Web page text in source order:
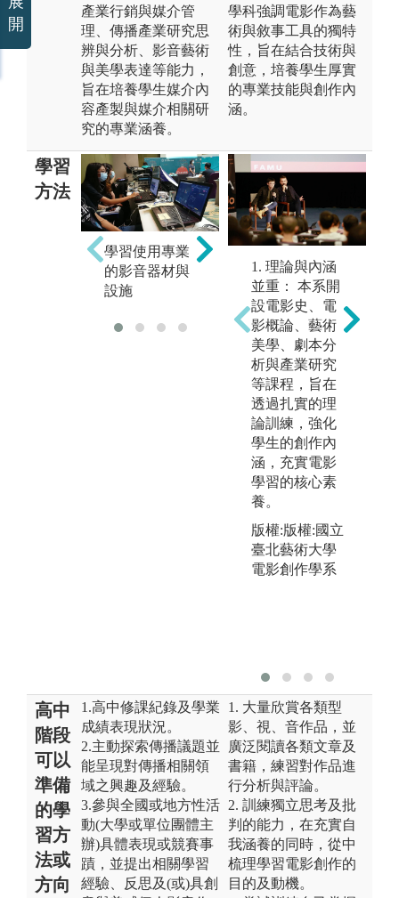
產業行銷與媒介管
理、傳播產業研究思
辨與分析、影音藝術
與美學表達等能力，
旨在培養學生媒介內
容產製與媒介相關研
究的專業涵養。
學科強調電影作為藝
術與敘事工具的獨特
性，旨在結合技術與
創意，培養學生厚實
的專業技能與創作內
涵。
學習
方法
學習使用專業
的影音器材與
設施
訓練優良文字
技能
1. 理論與內涵
並重： 本系開
設電影史、電
影概論、藝術
美學、劇本分
析與產業研究
等課程，旨在
透過扎實的理
論訓練，強化
學生的創作內
涵，充實電影
學習的核心素
養。
版權:版權:國立
臺北藝術大學
電影創作學系
高中
階段
可以
準備
的學
習方
法或
方向
1.高中修課紀錄及學業
成績表現狀況。
2.主動探索傳播議題並
能呈現對傳播相關領
域之興趣及經驗。
3.參與全國或地方性活
動(大學或單位團體主
辦)具體表現或競賽事
蹟，並提出相關學習
經驗、反思及(或)具創
1. 大量欣賞各類型
影、視、音作品，並
廣泛閱讀各類文章及
書籍，練習對作品進
行分析與評論。
2. 訓練獨立思考及批
判的能力，在充實自
我涵養的同時，從中
梳理學習電影創作的
目的及動機。
開